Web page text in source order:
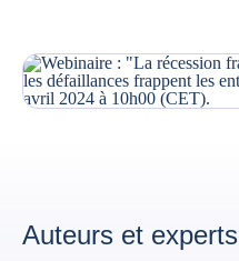
Auteurs et experts